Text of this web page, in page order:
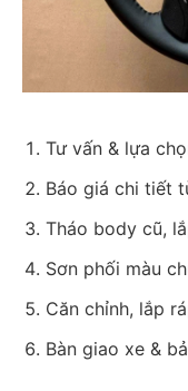
Tư vấn & lựa
Báo giá chi tiết
Tháo body cũ,
Sơn phối màu
Căn chỉnh, lắp
Bàn giao xe &